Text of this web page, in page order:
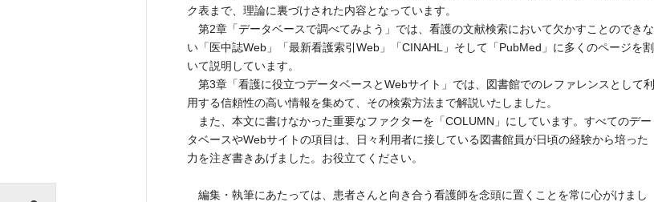
ク表まで、理論に裏づけされた内容となっています。
第2章「データベースで調べてみよう」では、看護の文献検索において欠かすことのできな
い「医中誌Web」「最新看護索引Web」「CINAHL」そして「PubMed」に多くのページを割
いて説明しています。
第3章「看護に役立つデータベースとWebサイト」では、図書館でのレファレンスとして利
用する信頼性の高い情報を集めて、その検索方法まで解説いたしました。
また、本文に書けなかった重要なファクターを「COLUMN」にしています。すべてのデー
タベースやWebサイトの項目は、日々利用者に接している図書館員が日頃の経験から培った
力を注ぎ書きあげました。お役立てください。
編集・執筆にあたっては、患者さんと向き合う看護師を念頭に置くことを常に心がけまし